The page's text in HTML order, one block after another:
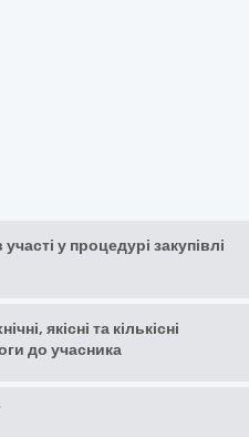
у процедурі закупівлі
якісні та кількісні
до учасника